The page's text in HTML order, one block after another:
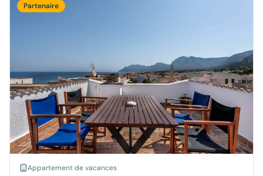
Partenaire
Appartement de vacances